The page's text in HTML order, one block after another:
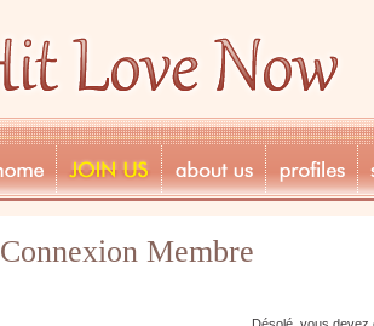
Connexion Membre